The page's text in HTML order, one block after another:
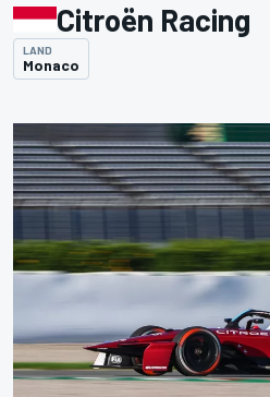
Citroën Racing
LAND
Monaco